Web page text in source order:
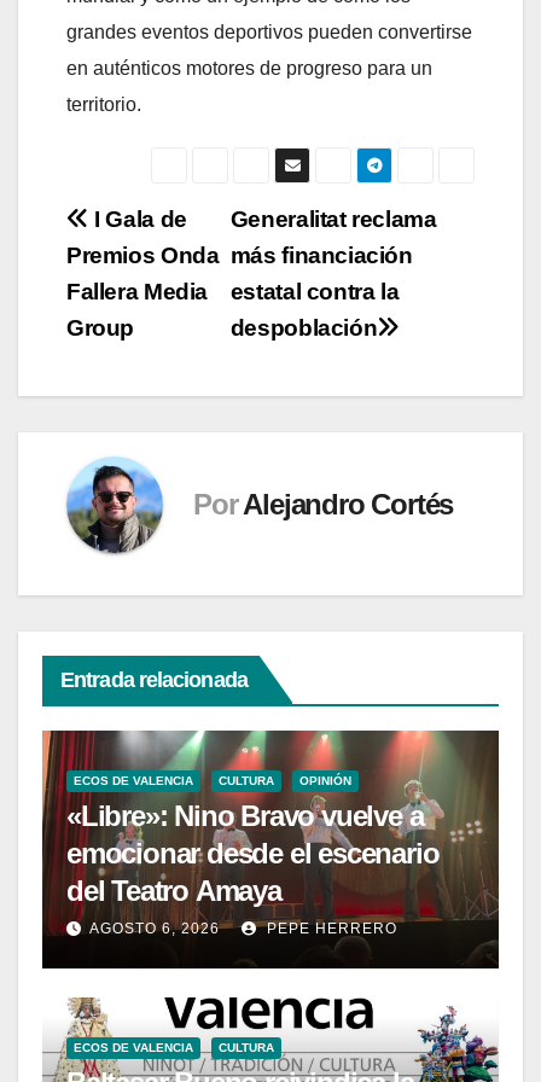
grandes eventos deportivos pueden convertirse
en auténticos motores de progreso para un
territorio.
Navegación
de
entradas
Generalitat reclama
más financiación
estatal contra la
despoblación
I Gala de
Premios Onda
Fallera Media
Group
Por Alejandro Cortés
Entrada relacionada
ECOS DE VALENCIA CULTURA OPINIÓN
«Libre»: Nino Bravo vuelve a
emocionar desde el escenario
del Teatro Amaya
AGOSTO 6, 2026 PEPE HERRERO
ECOS DE VALENCIA CULTURA